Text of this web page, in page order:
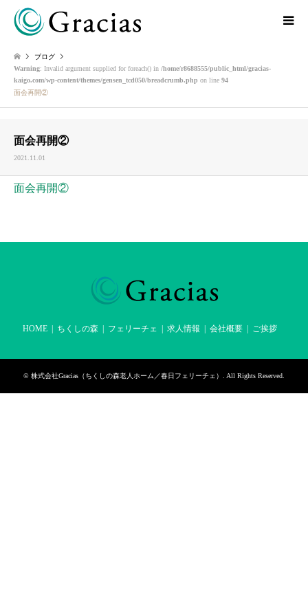
ブログ
Warning: Invalid argument supplied for foreach() in /home/r8688555/public_html/gracias-
kaigo.com/wp-content/themes/gensen_tcd050/breadcrumb.php on line 94
面会再開②
面会再開②
2021.11.01
面会再開②
HOME ちくしの森 フェリーチェ 求人情報 会社概要 ご挨拶
© 株式会社Gracias（ちくしの森老人ホーム／春日フェリーチェ） . All Rights Reserved.